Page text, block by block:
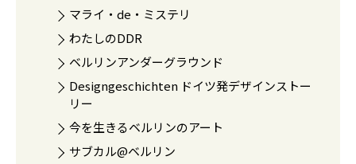
マライ・de・ミステリ
わたしのDDR
ベルリンアンダーグラウンド
Designgeschichten ドイツ発デザインストー
リー
今を生きるベルリンのアート
サブカル@ベルリン